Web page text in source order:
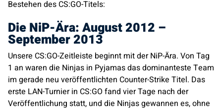
Bestehen des CS:GO-Titels:
Die NiP-Ära: August 2012 –
September 2013
Unsere CS:GO-Zeitleiste beginnt mit der NiP-Ära. Von Tag
1 an waren die Ninjas in Pyjamasdas dominanteste Team
im gerade neu veröffentlichten Counter-Strike Titel. Das
erste LAN-Turnier in CS:GO fand vier Tage nach der
Veröffentlichung statt, und die Ninjas gewannen es, ohne